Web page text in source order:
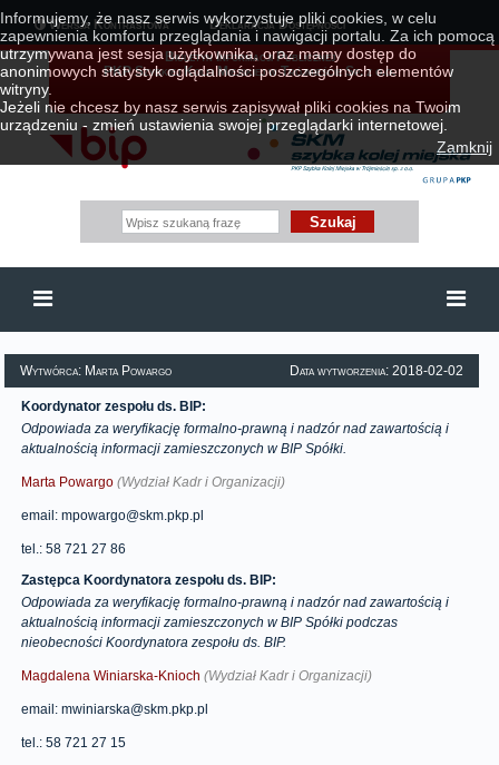
Wersja Kontrastowa Deklaracja Dostępności
Biuletyn Informacji Publicznej
PKP Szybkiej Kolei Miejskiej w Trójmieście Sp. z o.o.
Wytwórca: Marta Powargo Data wytworzenia: 2018-02-02
Koordynator zespołu ds. BIP:
Odpowiada za weryfikację formalno-prawną i nadzór nad zawartością i
aktualnością informacji zamieszczonych w BIP Spółki.
Marta Powargo (Wydział Kadr i Organizacji)
email: mpowargo@skm.pkp.pl
tel.: 58 721 27 86
Zastępca Koordynatora zespołu ds. BIP:
Odpowiada za weryfikację formalno-prawną i nadzór nad zawartością i
aktualnością informacji zamieszczonych w BIP Spółki podczas
nieobecności Koordynatora zespołu ds. BIP.
Magdalena Winiarska-Knioch (Wydział Kadr i Organizacji)
email: mwiniarska@skm.pkp.pl
tel.: 58 721 27 15
Informujemy, że nasz serwis wykorzystuje pliki cookies, w celu
zapewnienia komfortu przeglądania i nawigacji portalu. Za ich pomocą
utrzymywana jest sesja użytkownika, oraz mamy dostęp do
anonimowych statystyk oglądalności poszczególnych elementów
witryny.
Jeżeli nie chcesz by nasz serwis zapisywał pliki cookies na Twoim
urządzeniu - zmień ustawienia swojej przeglądarki internetowej.
Zamknij